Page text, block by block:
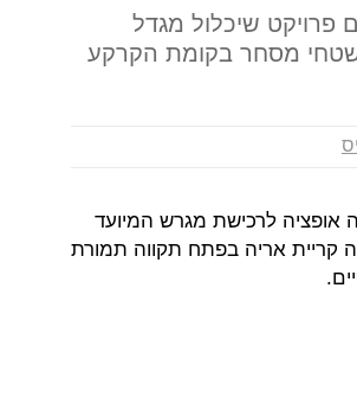
יוקם פרויקט שיכלול מגדל
אופציה לרכישת מגרש המיועד
קריית אריה בפתח תקווה תמורת